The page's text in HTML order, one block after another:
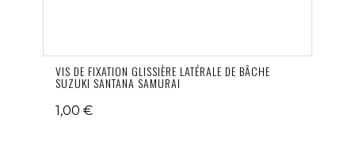
VIS DE FIXATION GLISSIÈRE LATÉRALE DE BÂCHE
SUZUKI SANTANA SAMURAI
1,00 €